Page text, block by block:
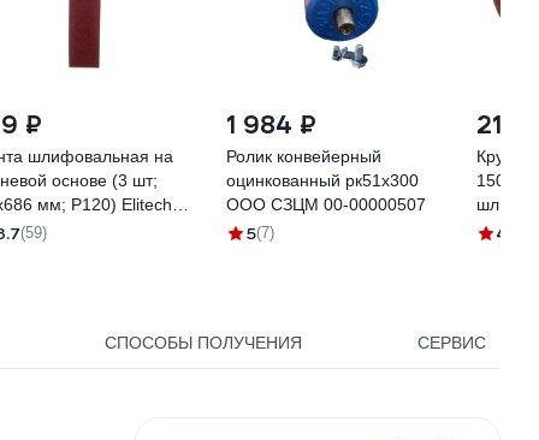
₽
шлифовальная на
основе (3 шт;
мм; P120) Elitech
(59)
1 984 ₽
Ролик конвейерный
оцинкованный рк51x300
ООО СЗЦМ 00-00000507
5(7)
219
Круг
150
39804
4.8
СПОСОБЫ ПОЛУЧЕНИЯ СЕРВИС